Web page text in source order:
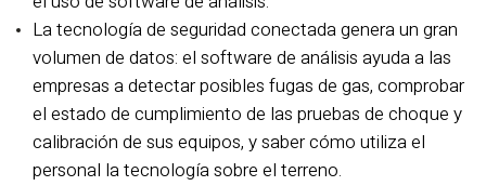
La tecnología de seguridad conectada genera un gran
volumen de datos: el software de análisis ayuda a las
empresas a detectar posibles fugas de gas, comprobar
el estado de cumplimiento de las pruebas de choque y
calibración de sus equipos, y saber cómo utiliza el
personal la tecnología sobre el terreno.